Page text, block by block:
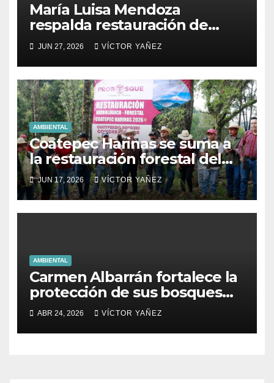
María Luisa Mendoza
respalda restauración de
áreas naturales en Villa del
Carbón
JUN 27, 2026 VÍCTOR YAÑEZ
AMBIENTAL
Coatepec Harinas se suma a
la restauración forestal del
Estado de México.
JUN 17, 2026 VÍCTOR YAÑEZ
AMBIENTAL
Carmen Albarrán fortalece la
protección de sus bosques
con brigadas de saneamiento
forestal
ABR 24, 2026 VÍCTOR YAÑEZ